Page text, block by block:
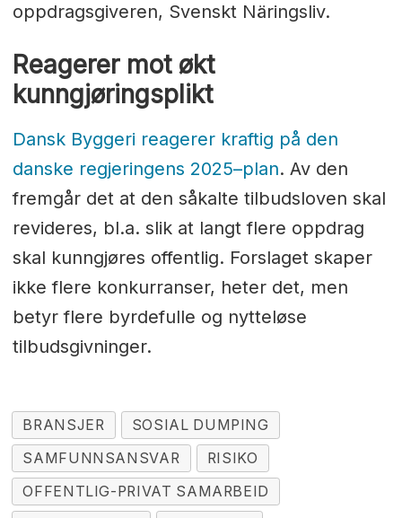
oppdragsgiveren, Svenskt Näringsliv.
Reagerer mot økt
kunngjøringsplikt
Dansk Byggeri reagerer kraftig på den
danske regjeringens 2025–plan. Av den
fremgår det at den såkalte tilbudsloven skal
revideres, bl.a. slik at langt flere oppdrag
skal kunngjøres offentlig. Forslaget skaper
ikke flere konkurranser, heter det, men
betyr flere byrdefulle og nytteløse
tilbudsgivninger.
BRANSJER
SOSIAL DUMPING
SAMFUNNSANSVAR
RISIKO
OFFENTLIG-PRIVAT SAMARBEID